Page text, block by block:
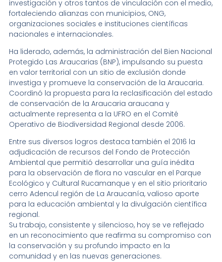
investigación y otros tantos de vinculación con el medio,
fortaleciendo alianzas con municipios, ONG,
organizaciones sociales e instituciones científicas
nacionales e internacionales.
Ha liderado, además, la administración del Bien Nacional
Protegido Las Araucarias (BNP), impulsando su puesta
en valor territorial con un sitio de exclusión donde
investiga y promueve la conservación de la Araucaria.
Coordinó la propuesta para la reclasificación del estado
de conservación de la Araucaria araucana y
actualmente representa a la UFRO en el Comité
Operativo de Biodiversidad Regional desde 2006.
Entre sus diversos logros destaca también el 2016 la
adjudicación de recursos del Fondo de Protección
Ambiental que permitió desarrollar una guía inédita
para la observación de flora no vascular en el Parque
Ecológico y Cultural Rucamanque y en el sitio prioritario
cerro Adencul región de La Araucanía, valioso aporte
para la educación ambiental y la divulgación científica
regional.
Su trabajo, consistente y silencioso, hoy se ve reflejado
en un reconocimiento que reafirma su compromiso con
la conservación y su profundo impacto en la
comunidad y en las nuevas generaciones.